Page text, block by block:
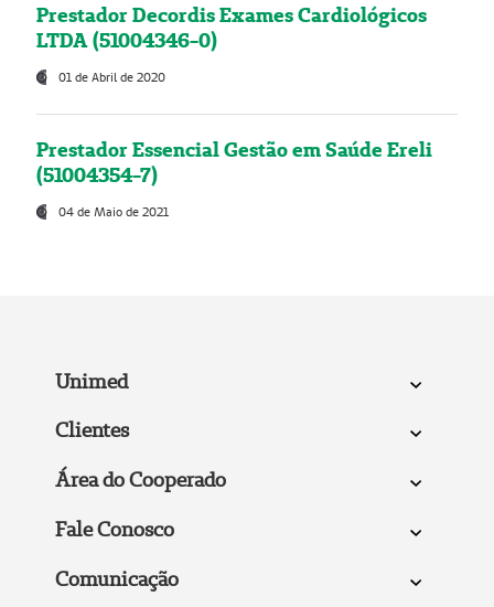
Prestador Decordis Exames Cardiológicos
LTDA (51004346-0)
01 de Abril de 2020
Prestador Essencial Gestão em Saúde Ereli
(51004354-7)
04 de Maio de 2021
Unimed
Clientes
Área do Cooperado
Fale Conosco
Comunicação